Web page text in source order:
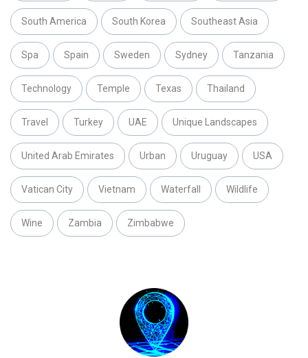
South America South Korea Southeast Asia
Spa Spain Sweden Sydney Tanzania
Technology Temple Texas Thailand
Travel Turkey UAE Unique Landscapes
United Arab Emirates Urban Uruguay USA
Vatican City Vietnam Waterfall Wildlife
Wine Zambia Zimbabwe